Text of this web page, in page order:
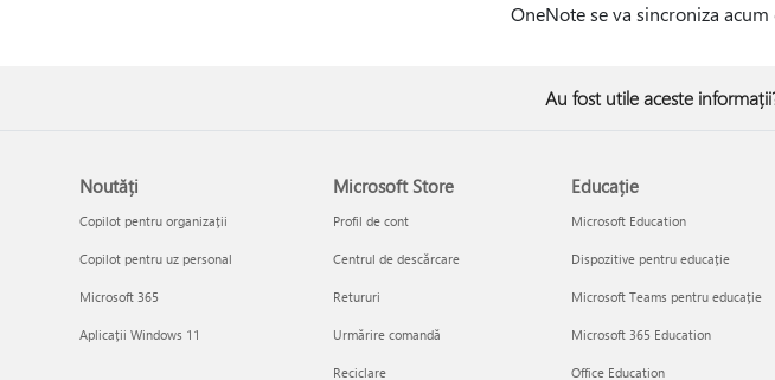
OneNote se va sincroniza
Au fost utile aceste
Noutăți
Copilot pentru organizații
Copilot pentru uz personal
Microsoft 365
Aplicații Windows 11
Microsoft Store
Profil de cont
Centrul de descărcare
Retururi
Urmărire comandă
Reciclare
Educație
Microsoft Education
Dispozitive pentru educație
Microsoft Teams pentru educație
Microsoft 365 Education
Office Education